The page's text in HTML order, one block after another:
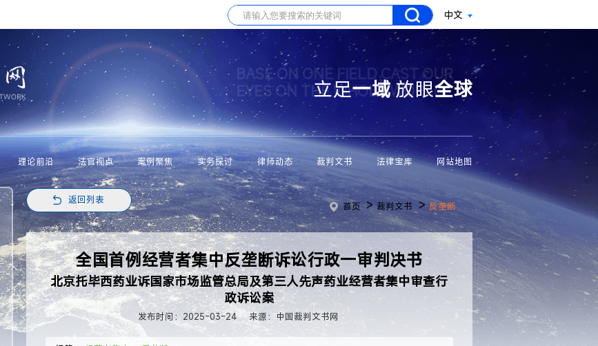
中文
BASE ON ONE FIELD CAST OUR
EYES ON THE WHOLE WORLD
立足一域放眼全球
理论前沿 法官视点 案例聚焦 实务探讨 律师动态 裁判文书 法律宝库 网站地图
返回列表
首页 >裁判文书 >反垄断
全国首例经营者集中反垄断诉讼行政一审判决书
北京托毕西药业诉国家市场监管总局及第三人先声药业经营者集中审查行
政诉讼案
发布时间：2025-03-24 来源：中国裁判文书网